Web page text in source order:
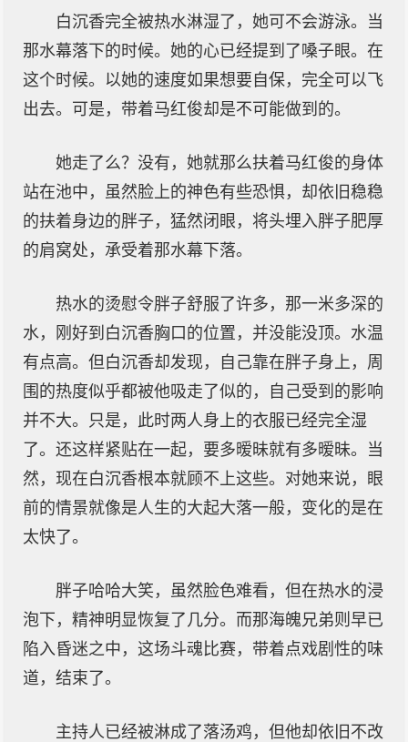
白沉香完全被热水淋湿了，她可不会游泳。当
那水幕落下的时候。她的心已经提到了嗓子眼。在
这个时候。以她的速度如果想要自保，完全可以飞
出去。可是，带着马红俊却是不可能做到的。
她走了么？没有，她就那么扶着马红俊的身体
站在池中，虽然脸上的神色有些恐惧，却依旧稳稳
的扶着身边的胖子，猛然闭眼，将头埋入胖子肥厚
的肩窝处，承受着那水幕下落。
热水的烫慰令胖子舒服了许多，那一米多深的
水，刚好到白沉香胸口的位置，并没能没顶。水温
有点高。但白沉香却发现，自己靠在胖子身上，周
围的热度似乎都被他吸走了似的，自己受到的影响
并不大。只是，此时两人身上的衣服已经完全湿
了。还这样紧贴在一起，要多暧昧就有多暧昧。当
然，现在白沉香根本就顾不上这些。对她来说，眼
前的情景就像是人生的大起大落一般，变化的是在
太快了。
胖子哈哈大笑，虽然脸色难看，但在热水的浸
泡下，精神明显恢复了几分。而那海魄兄弟则早已
陷入昏迷之中，这场斗魂比赛，带着点戏剧性的味
道，结束了。
主持人已经被淋成了落汤鸡，但他却依旧不改